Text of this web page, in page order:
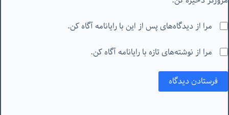
مرا از دیدگاه‌های پس از این با رایانامه آگاه کن.
مرا از نوشته‌های تازه با رایانامه آگاه کن.
فرستادن دیدگاه